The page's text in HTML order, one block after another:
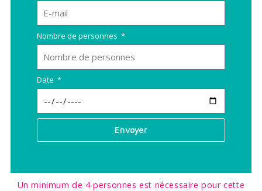
Nombre de personnes
Date
Envoyer
Un minimum de 4 personnes est nécessaire pour cette